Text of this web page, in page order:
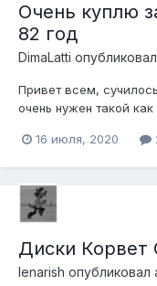
Очень куплю
82 год
DimaLatti
Привет всем,
очень нужен такой
16 июля, 2020
Диски Корвет
lenarish опубликовал